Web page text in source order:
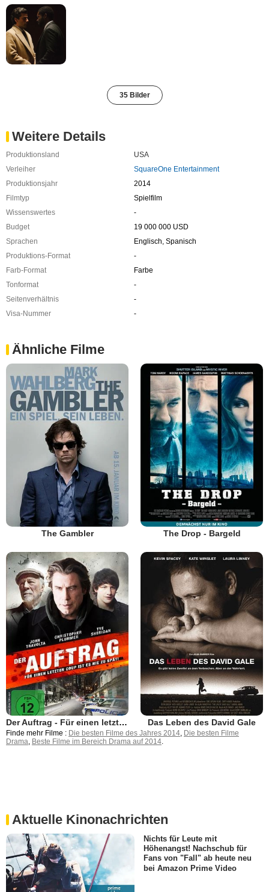
35 Bilder
Weitere Details
Produktionsland
USA
Verleiher
SquareOne Entertainment
Produktionsjahr
2014
Filmtyp
Spielfilm
Wissenswertes
-
Budget
19 000 000 USD
Sprachen
Englisch, Spanisch
Produktions-Format
-
Farb-Format
Farbe
Tonformat
-
Seitenverhältnis
-
Visa-Nummer
-
Ähnliche Filme
The Gambler The Drop - Bargeld
Der Auftrag - Für einen letzten Coup ist es nie zu spät! Das Leben des David Gale
Finde mehr Filme : Die besten Filme des Jahres 2014, Die besten Filme
Drama, Beste Filme im Bereich Drama auf 2014.
Aktuelle Kinonachrichten
Nichts für Leute mit
Höhenangst! Nachschub für
Fans von "Fall" ab heute neu
bei Amazon Prime Video